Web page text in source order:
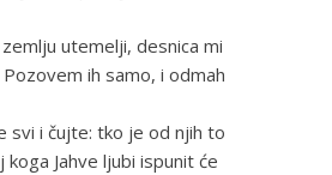
utemelji, desnica mi
ih samo, i odmah
svi i čujte: tko je od njih to
koga Jahve ljubi ispunit će